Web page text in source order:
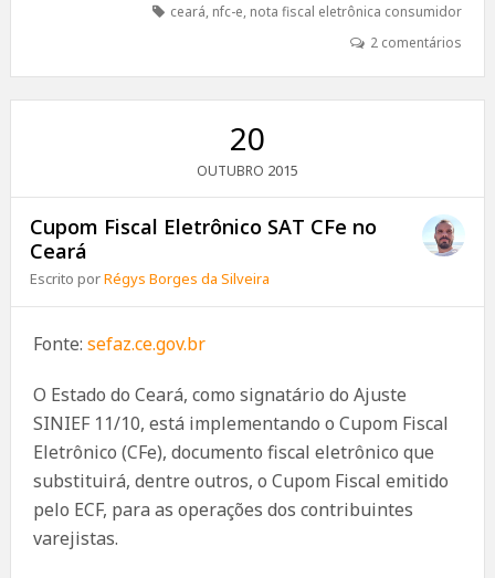
ceará, nfc-e, nota fiscal eletrônica consumidor
2 comentários
20
OUTUBRO 2015
Cupom Fiscal Eletrônico SAT CFe no
Ceará
Escrito porRégys Borges da Silveira
Fonte: sefaz.ce.gov.br
O Estado do Ceará, como signatário do Ajuste
SINIEF 11/10, está implementando o Cupom Fiscal
Eletrônico (CFe), documento fiscal eletrônico que
substituirá, dentre outros, o Cupom Fiscal emitido
pelo ECF, para as operações dos contribuintes
varejistas.